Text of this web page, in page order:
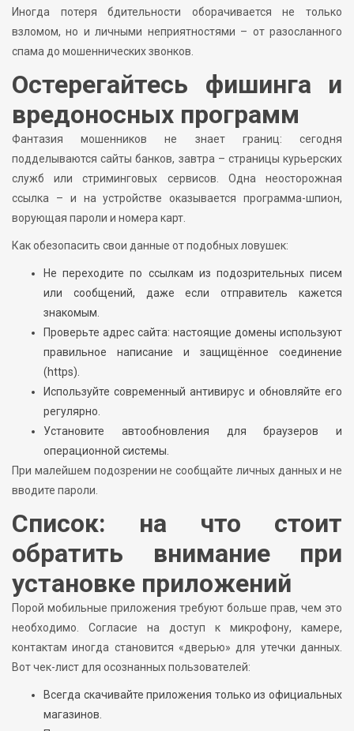
Иногда потеря бдительности оборачивается не только
взломом, но и личными неприятностями – от разосланного
спама до мошеннических звонков.
Остерегайтесь фишинга и
вредоносных программ
Фантазия мошенников не знает границ: сегодня
подделываются сайты банков, завтра – страницы курьерских
служб или стриминговых сервисов. Одна неосторожная
ссылка – и на устройстве оказывается программа-шпион,
ворующая пароли и номера карт.
Как обезопасить свои данные от подобных ловушек:
Не переходите по ссылкам из подозрительных писем
или сообщений, даже если отправитель кажется
знакомым.
Проверьте адрес сайта: настоящие домены используют
правильное написание и защищённое соединение
(https).
Используйте современный антивирус и обновляйте его
регулярно.
Установите автообновления для браузеров и
операционной системы.
При малейшем подозрении не сообщайте личных данных и не
вводите пароли.
Список: на что стоит
обратить внимание при
установке приложений
Порой мобильные приложения требуют больше прав, чем это
необходимо. Согласие на доступ к микрофону, камере,
контактам иногда становится «дверью» для утечки данных.
Вот чек-лист для осознанных пользователей:
Всегда скачивайте приложения только из официальных
магазинов.